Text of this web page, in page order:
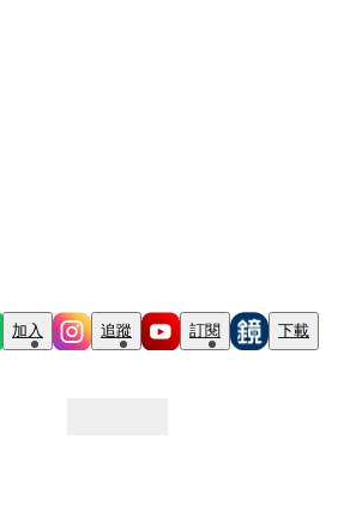
加入 追蹤 訂閱 下載